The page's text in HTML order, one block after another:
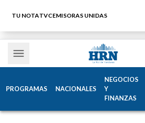
TU NOTATVCEMISORAS UNIDAS
PROGRAMAS NACIONALES
NEGOCIOS
Y
FINANZAS